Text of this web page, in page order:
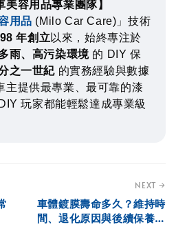
美容用品專業團隊】
用品 (Milo Car Care)」技術
年創立 以來，始終專注於
雨、高污染環境的 DIY 保
之一世紀 的實務經驗與數據
主提供最專業、最可靠的漆
玩家都能輕鬆達成專業級
NEXT →
車體鍍膜壽命多久？維持時
間、退化原因與後續保養解